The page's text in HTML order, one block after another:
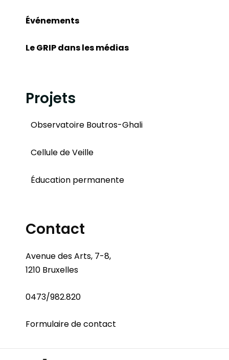
Événements
Le GRIP dans les médias
Projets
Observatoire Boutros-Ghali
Cellule de Veille
Éducation permanente
Contact
Avenue des Arts, 7-8,
1210 Bruxelles
0473/982.820
Formulaire de contact